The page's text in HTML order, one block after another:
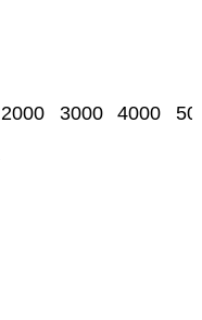
2000 3000 4000